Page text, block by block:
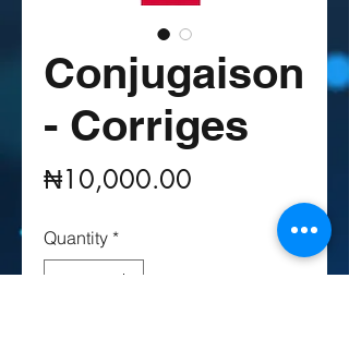
Conjugaison
- Corriges
₦10,000.00
Quantity *